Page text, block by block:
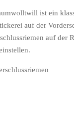
ist ein
auf der
auf der